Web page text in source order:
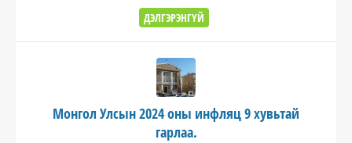
ДЭЛГЭРЭНГҮЙ
Монгол Улсын 2024 оны инфляц 9 хувьтай
гарлаа.